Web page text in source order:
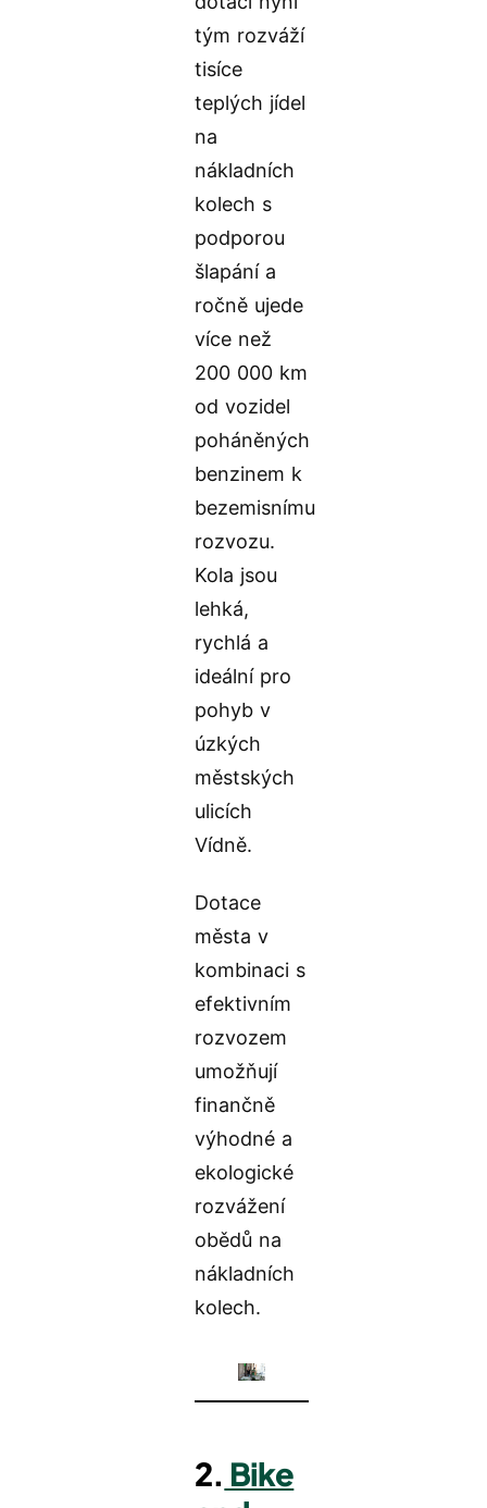
tým rozváží
tisíce
teplých jídel
na
nákladních
kolech s
podporou
šlapání a
ročně ujede
více než
200 000 km
od vozidel
poháněných
benzinem k
bezemisnímu
rozvozu.
Kola jsou
lehká,
rychlá a
ideální pro
pohyb v
úzkých
městských
ulicích
Vídně.
Dotace
města v
kombinaci s
efektivním
rozvozem
umožňují
finančně
výhodné a
ekologické
rozvážení
obědů na
nákladních
kolech.
2. Bike